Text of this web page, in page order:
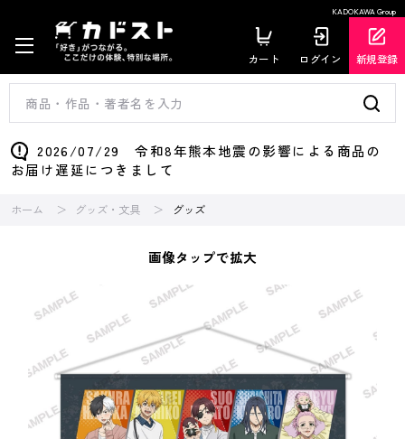
KADOKAWA Group
カート ログイン 新規登録
2026/07/29 令和8年熊本地震の影響による商品の
お届け遅延につきまして
ホーム グッズ・文具 グッズ
画像タップで拡大